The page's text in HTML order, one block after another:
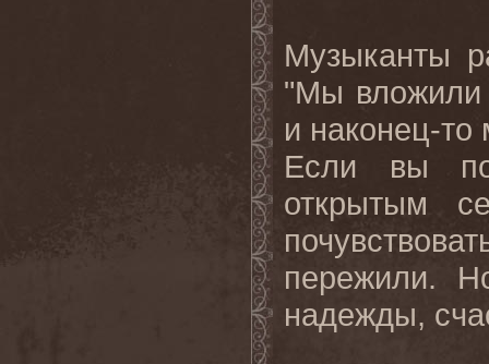
Музыканты
"Мы вложили
и наконец-то
Если вы
открытым
пережили.
надежды,